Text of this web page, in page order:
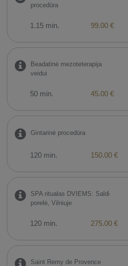
procedūra
1.15 min. 99.00 €
Beadatinė mezoteterapija
veidui
50 min. 45.00 €
Gintarinė procedūra
120 min. 150.00 €
SPA ritualas DVIEMS: Saldi
porelė, Vilniuje
120 min. 275.00 €
Saint Remy de Provence